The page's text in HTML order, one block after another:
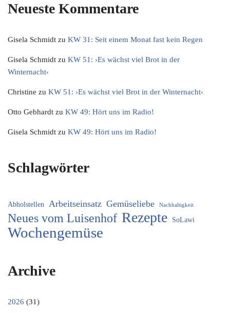
Neueste Kommentare
Gisela Schmidt zu KW 31: Seit einem Monat fast kein Regen
Gisela Schmidt zu KW 51: ›Es wächst viel Brot in der
Winternacht‹
Christine zu KW 51: ›Es wächst viel Brot in der Winternacht‹
Otto Gebhardt zu KW 49: Hört uns im Radio!
Gisela Schmidt zu KW 49: Hört uns im Radio!
Schlagwörter
Abholstellen Arbeitseinsatz Gemüseliebe Nachhaltigkeit
Neues vom Luisenhof Rezepte SoLawi
Wochengemüse
Archive
2026 (31)